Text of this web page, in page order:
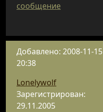
сообщение
Добавлено: 2008-11-15
20:38
Lonelywolf
Зарегистрирован:
29.11.2005